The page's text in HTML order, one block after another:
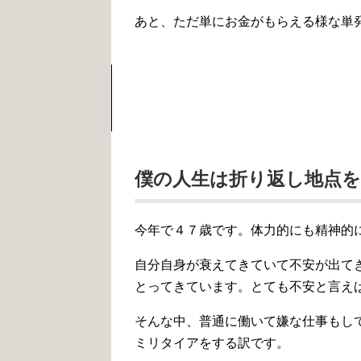
あと、ただ単にお金がもらえる様な単
僕の人生は折り返し地点
今年で４７歳です。体力的にも精神的
自分自身が衰えてきていて不安が出
とってきています。とても不安と言え
そんな中、普通に働いて嫌な仕事も
ミリタイアをする訳です。